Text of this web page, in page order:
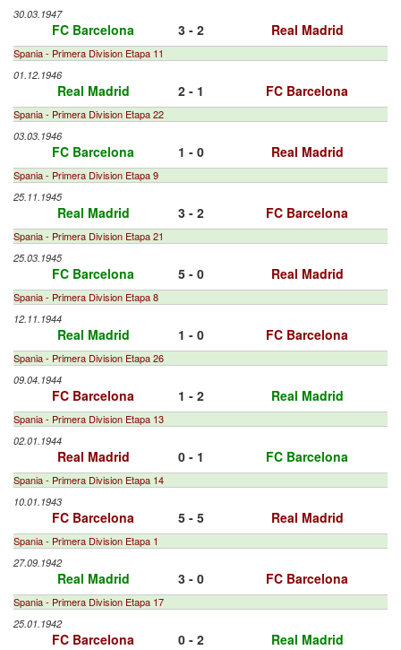
30.03.1947
FC Barcelona 3 - 2 Real Madrid
Spania - Primera Division Etapa 11
01.12.1946
Real Madrid 2 - 1 FC Barcelona
Spania - Primera Division Etapa 22
03.03.1946
FC Barcelona 1 - 0 Real Madrid
Spania - Primera Division Etapa 9
25.11.1945
Real Madrid 3 - 2 FC Barcelona
Spania - Primera Division Etapa 21
25.03.1945
FC Barcelona 5 - 0 Real Madrid
Spania - Primera Division Etapa 8
12.11.1944
Real Madrid 1 - 0 FC Barcelona
Spania - Primera Division Etapa 26
09.04.1944
FC Barcelona 1 - 2 Real Madrid
Spania - Primera Division Etapa 13
02.01.1944
Real Madrid 0 - 1 FC Barcelona
Spania - Primera Division Etapa 14
10.01.1943
FC Barcelona 5 - 5 Real Madrid
Spania - Primera Division Etapa 1
27.09.1942
Real Madrid 3 - 0 FC Barcelona
Spania - Primera Division Etapa 17
25.01.1942
FC Barcelona 0 - 2 Real Madrid